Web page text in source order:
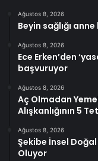
Ağustos 8, 2026
Beyin sağlığı
Ağustos 8, 2026
Ece Erken’den
başvuruyor
Ağustos 8, 2026
Aç Olmadan
Alışkanlığının 5
Ağustos 8, 2026
Şekibe İnsel
Oluyor